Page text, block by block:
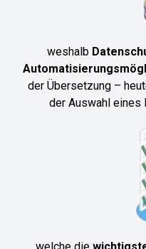
weshalb
der Übersetzung –
der Auswahl eines